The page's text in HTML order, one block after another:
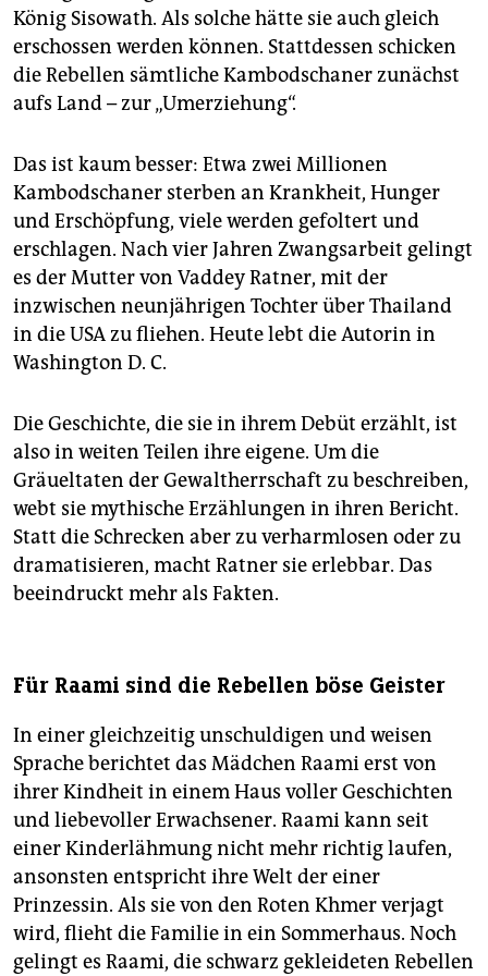
König Sisowath. Als solche hätte sie auch gleich
erschossen werden können. Stattdessen schicken
die Rebellen sämtliche Kambodschaner zunächst
aufs Land – zur „Umerziehung“.
Das ist kaum besser: Etwa zwei Millionen
Kambodschaner sterben an Krankheit, Hunger
und Erschöpfung, viele werden gefoltert und
erschlagen. Nach vier Jahren Zwangsarbeit gelingt
es der Mutter von Vaddey Ratner, mit der
inzwischen neunjährigen Tochter über Thailand
in die USA zu fliehen. Heute lebt die Autorin in
Washington D. C.
Die Geschichte, die sie in ihrem Debüt erzählt, ist
also in weiten Teilen ihre eigene. Um die
Gräueltaten der Gewaltherrschaft zu beschreiben,
webt sie mythische Erzählungen in ihren Bericht.
Statt die Schrecken aber zu verharmlosen oder zu
dramatisieren, macht Ratner sie erlebbar. Das
beeindruckt mehr als Fakten.
Für Raami sind die Rebellen böse Geister
In einer gleichzeitig unschuldigen und weisen
Sprache berichtet das Mädchen Raami erst von
ihrer Kindheit in einem Haus voller Geschichten
und liebevoller Erwachsener. Raami kann seit
einer Kinderlähmung nicht mehr richtig laufen,
ansonsten entspricht ihre Welt der einer
Prinzessin. Als sie von den Roten Khmer verjagt
wird, flieht die Familie in ein Sommerhaus. Noch
gelingt es Raami, die schwarz gekleideten Rebellen